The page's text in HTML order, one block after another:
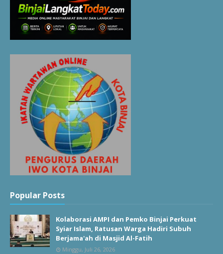
Popular Posts
Kolaborasi AMPI dan Pemko Binjai Perkuat
Syiar Islam, Ratusan Warga Hadiri Subuh
Berjama'ah di Masjid Al-Fatih
Minggu, Juli 26, 2026